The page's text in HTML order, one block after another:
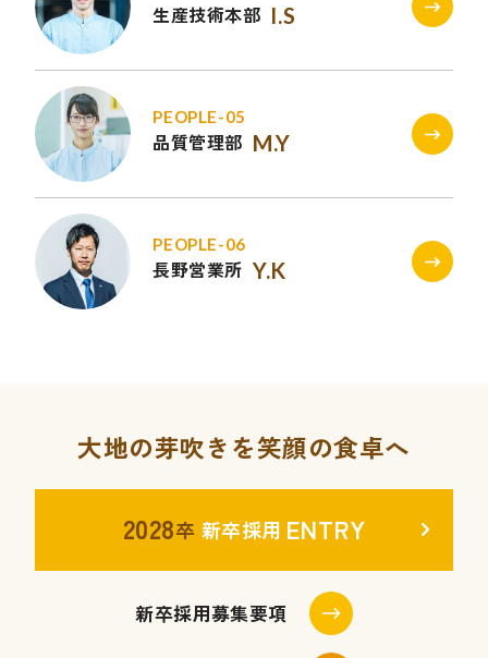
生産技術本部 I.S
PEOPLE-05
品質管理部 M.Y
PEOPLE-06
長野営業所 Y.K
大地の芽吹きを笑顔の食卓へ
2028卒 新卒採用 ENTRY
新卒採用募集要項